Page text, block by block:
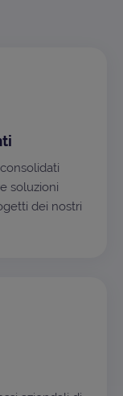
soluzioni
dei nostri